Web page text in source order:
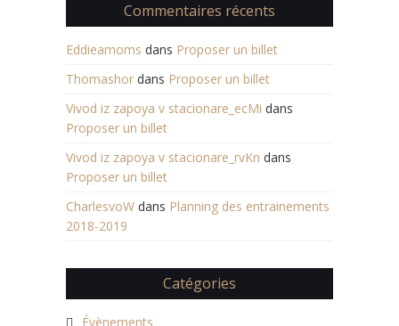
Commentaires récents
Eddieamoms dans Proposer un billet
Thomashor dans Proposer un billet
Vivod iz zapoya v stacionare_ecMi dans
Proposer un billet
Vivod iz zapoya v stacionare_rvKn dans
Proposer un billet
CharlesvoW dans Planning des entrainements
2018-2019
Catégories
Évènements